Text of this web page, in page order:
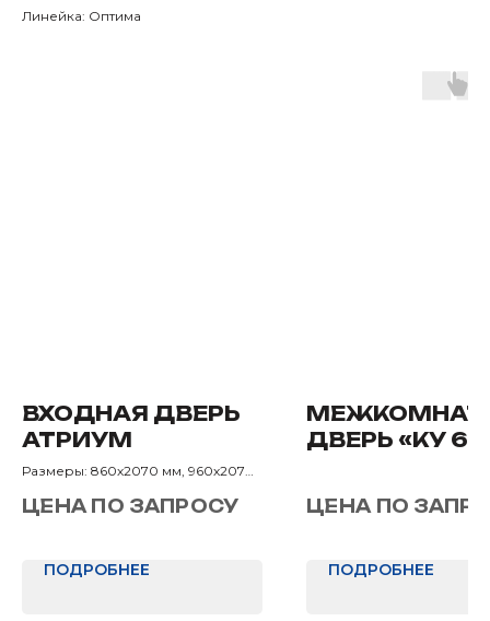
Линейка: Оптима
ВХОДНАЯ ДВЕРЬ
АТРИУМ
Размеры: 860х2070 мм, 960х2070
Назначение: В квартиру
ЦЕНА ПО ЗАПРОСУ
ПОДРОБНЕЕ
ДВЕРЬ «КУ 6»
ЦЕНА ПО
ПОДРОБНЕЕ